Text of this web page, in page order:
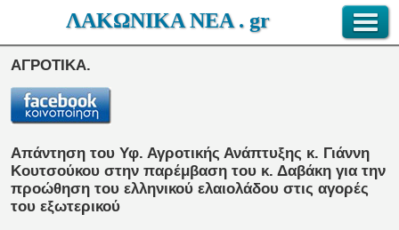
ΛΑΚΩΝΙΚΑ ΝΕΑ . gr
ΑΓΡΟΤΙΚΑ.
Απάντηση του Υφ. Αγροτικής Ανάπτυξης κ. Γιάννη
Κουτσούκου στην παρέμβαση του κ. Δαβάκη για την
προώθηση του ελληνικού ελαιολάδου στις αγορές
του εξωτερικού